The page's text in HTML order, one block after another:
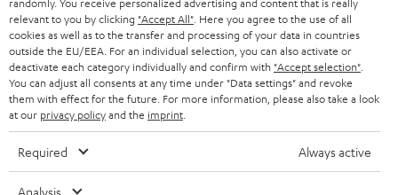
e
l
d
u
n
g
HEIMKINO
HEIMKINO-KOMPLETTANLAGEN
SOUNDBARS
SMART HOME
Unternehmen
SUPPORT
KARRIERE
PRESSE & MARKETING
GESCHÄFTSKUNDEN
Teufel Onlineshops
DEUTSCHLAND
relevant to you by clicking "Accept All" . Here you agree to the use of all
cookies as well as to the transfer and processing of your data in countries
outside the EU/EEA. For an individual selection, you can also activate or
deactivate each category individually and confirm with "Accept selection"
You can adjust all consents at any time under "Data settings" and revoke
them with effect for the future. For more information, please also take a look
at our privacy policyand the imprint
Required Always active
Analysis